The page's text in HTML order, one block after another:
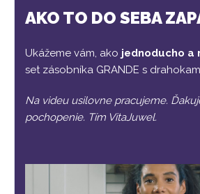
AKO TO DO SEBA
Ukážeme vám, ako jednoducho a
set zásobníka GRANDE s
Na videu usilovne pracujeme.
pochopenie. Tím VitaJuwel.